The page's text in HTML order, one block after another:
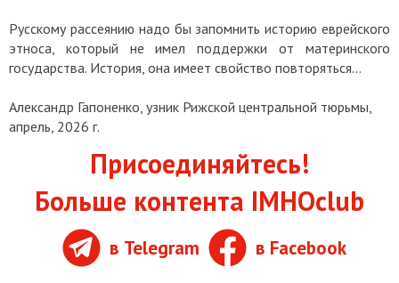
Русскому рассеянию надо бы запомнить историю еврейского
этноса, который не имел поддержки от материнского
государства. История, она имеет свойство повторяться…
Александр Гапоненко, узник Рижской центральной тюрьмы,
апрель, 2026 г.
Присоединяйтесь!
Больше контента IMHOclub
в Telegram в Facebook